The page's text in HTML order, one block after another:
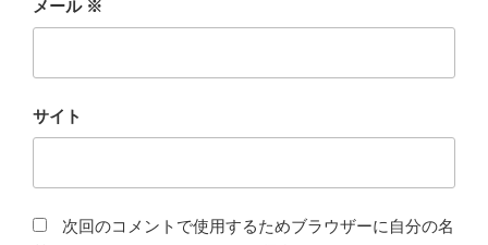
メール ※
サイト
次回のコメントで使用するためブラウザーに自分の名